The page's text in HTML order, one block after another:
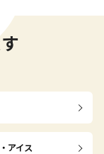
アイス